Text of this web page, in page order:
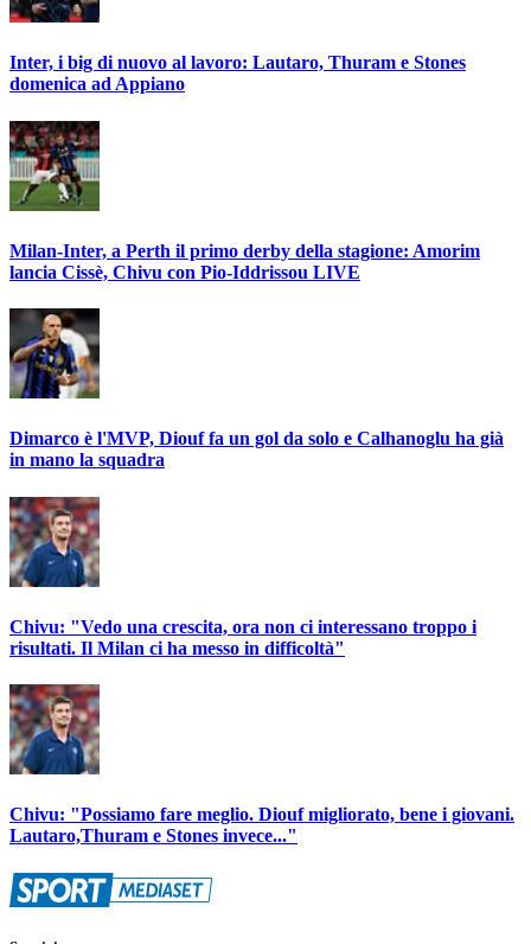
Inter, i big di nuovo al lavoro: Lautaro, Thuram e Stones
domenica ad Appiano
Milan-Inter, a Perth il primo derby della stagione: Amorim
lancia Cissè, Chivu con Pio-Iddrissou LIVE
Dimarco è l'MVP, Diouf fa un gol da solo e Calhanoglu ha già
in mano la squadra
Chivu: "Vedo una crescita, ora non ci interessano troppo i
risultati. Il Milan ci ha messo in difficoltà"
Chivu: "Possiamo fare meglio. Diouf migliorato, bene i giovani.
Lautaro,Thuram e Stones invece..."